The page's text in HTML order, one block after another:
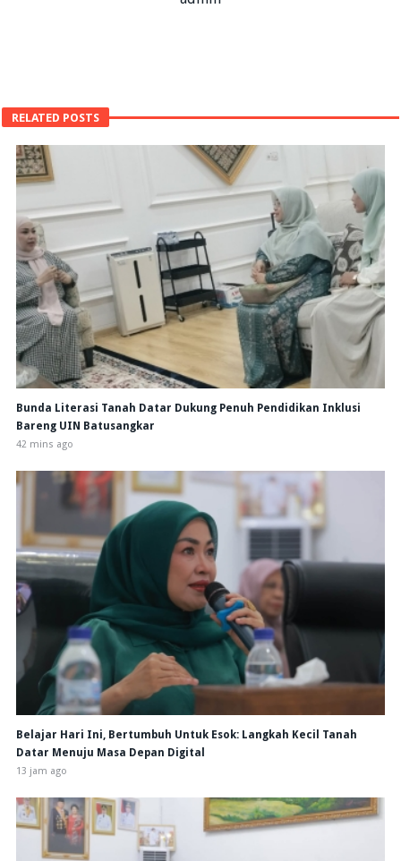
RELATED POSTS
Bunda Literasi Tanah Datar Dukung Penuh Pendidikan Inklusi
Bareng UIN Batusangkar
42 mins ago
Belajar Hari Ini, Bertumbuh Untuk Esok: Langkah Kecil Tanah
Datar Menuju Masa Depan Digital
13 jam ago